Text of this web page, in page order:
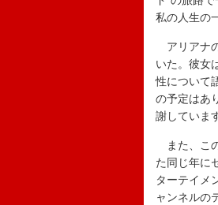
私の人生の
アリアナ
いた。彼女
性について
の予定はあ
謝していま
また、こ
た同じ年に
ターテイメ
ャンネルの